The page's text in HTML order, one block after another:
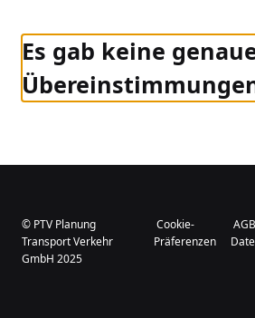
Es gab keine
© PTV Planung
Transport Verkehr
GmbH 2025
Cookie-
Präferenzen